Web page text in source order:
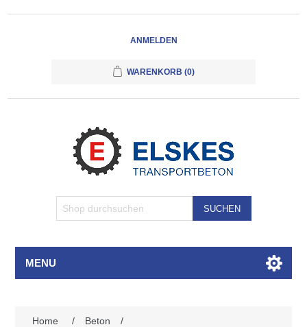
ANMELDEN
WARENKORB (0)
SUCHEN
MENU
Home / Beton
/